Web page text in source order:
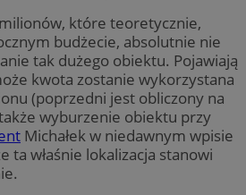
które teoretycznie,
budżecie, absolutnie nie
tak dużego obiektu. Pojawiają
kwota zostanie wykorzystana
(poprzedni jest obliczony na
wyburzenie obiektu przy
Michałek w niedawnym wpisie
ta właśnie lokalizacja stanowi